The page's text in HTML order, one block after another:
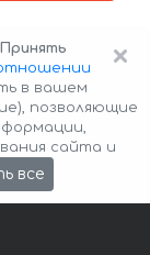
Cookie Policy
×
в вашем
позволяющие
сайта и
все